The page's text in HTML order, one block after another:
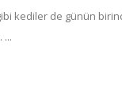
kediler de günün
...